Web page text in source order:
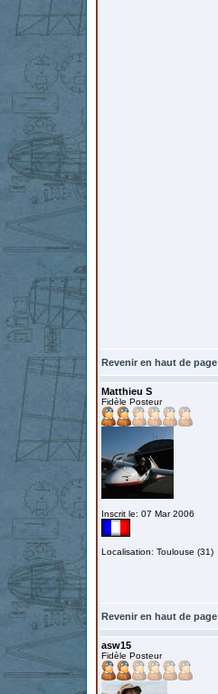
Revenir en haut de page
Matthieu S
Fidèle Posteur
Inscrit le: 07 Mar 2006
Localisation: Toulouse (31)
Revenir en haut de page
asw15
Fidèle Posteur